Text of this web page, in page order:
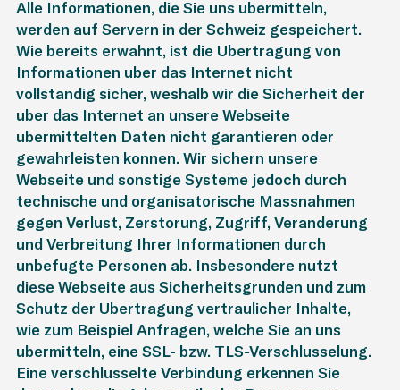
Alle Informationen, die Sie uns übermitteln,
werden auf Servern in der Schweiz gespeichert.
Wie bereits erwähnt, ist die Übertragung von
Informationen über das Internet nicht
vollständig sicher, weshalb wir die Sicherheit der
über das Internet an unsere Webseite
übermittelten Daten nicht garantieren oder
gewährleisten können. Wir sichern unsere
Webseite und sonstige Systeme jedoch durch
technische und organisatorische Massnahmen
gegen Verlust, Zerstörung, Zugriff, Veränderung
und Verbreitung Ihrer Informationen durch
unbefugte Personen ab. Insbesondere nutzt
diese Webseite aus Sicherheitsgründen und zum
Schutz der Übertragung vertraulicher Inhalte,
wie zum Beispiel Anfragen, welche Sie an uns
übermitteln, eine SSL- bzw. TLS-Verschlüsselung.
Eine verschlüsselte Verbindung erkennen Sie